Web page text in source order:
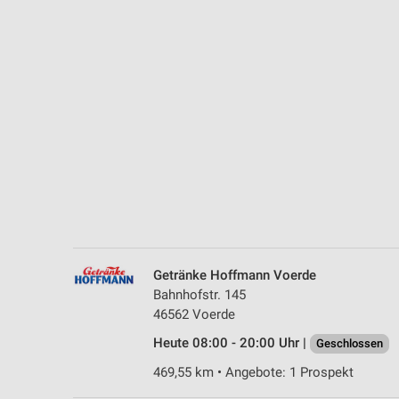
Getränke Hoffmann Voerde
Bahnhofstr. 145
46562 Voerde
Heute 08:00 - 20:00 Uhr |
Geschlossen
469,55 km • Angebote: 1 Prospekt
Notwendig